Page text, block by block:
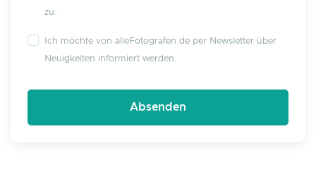
zu.
Ich möchte von alleFotografen.de per Newsletter über
Neuigkeiten informiert werden.